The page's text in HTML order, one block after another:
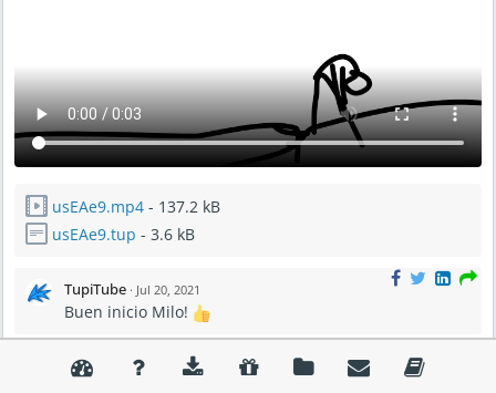
usEAe9.mp4 - 137.2 kB
usEAe9.tup - 3.6 kB
TupiTube · Jul 20, 2021
Buen inicio Milo!